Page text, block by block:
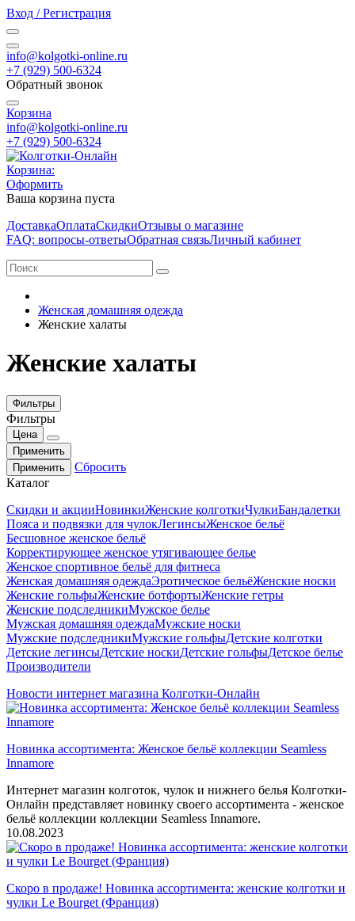
Вход / Регистрация
info@kolgotki-online.ru
+7 (929) 500-6324
Обратный звонок
Корзина
info@kolgotki-online.ru
+7 (929) 500-6324
Корзина:
Оформить
Ваша корзина пуста
ДоставкаОплатаСкидкиОтзывы о магазине
FAQ: вопросы-ответыОбратная связьЛичный кабинет
Женская домашняя одежда
Женские халаты
Женские халаты
Фильтры
Фильтры
Цена
Применить
Применить
Сбросить
Каталог
Скидки и акцииНовинкиЖенские колготкиЧулкиБандалетки
Пояса и подвязки для чулокЛегинсыЖенское бельё
Бесшовное женское бельё
Корректирующее женское утягивающее белье
Женское спортивное бельё для фитнеса
Женская домашняя одеждаЭротическое бельёЖенские носки
Женские гольфыЖенские ботфортыЖенские гетры
Женские подследникиМужское белье
Мужская домашняя одеждаМужские носки
Мужские подследникиМужские гольфыДетские колготки
Детские легинсыДетские носкиДетские гольфыДетское белье
Производители
Новости интернет магазина Колготки-Онлайн
Новинка ассортимента: Женское бельё коллекции Seamless
Innamore
Интернет магазин колготок, чулок и нижнего белья Колготки-
Онлайн представляет новинку своего ассортимента - женское
бельё коллекции коллекции Seamless Innamore.
10.08.2023
Скоро в продаже! Новинка ассортимента: женские колготки и
чулки Le Bourget (Франция)